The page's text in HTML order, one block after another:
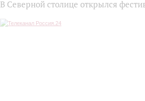
В Северной столице открылся